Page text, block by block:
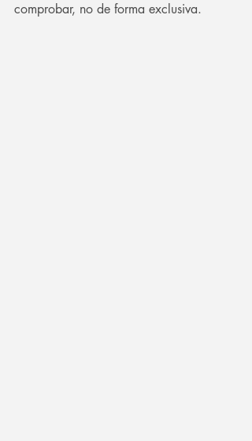
comprobar, no de forma exclusiva.